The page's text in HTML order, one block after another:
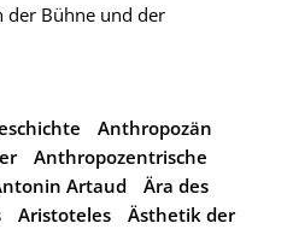
der Bühne und der
Anthropozän
Anthropozentrische
Artaud
Ära des
Aristoteles
Ästhetik der